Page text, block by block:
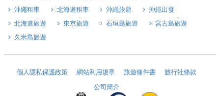
沖繩租車
北海道租車 沖繩旅遊
沖繩出發
北海道旅遊
東京旅遊 石垣島旅遊
宮古島旅遊
久米島旅遊
個人隱私保護政策 網站利用規章 旅遊條件書
旅行社條款
公司簡介